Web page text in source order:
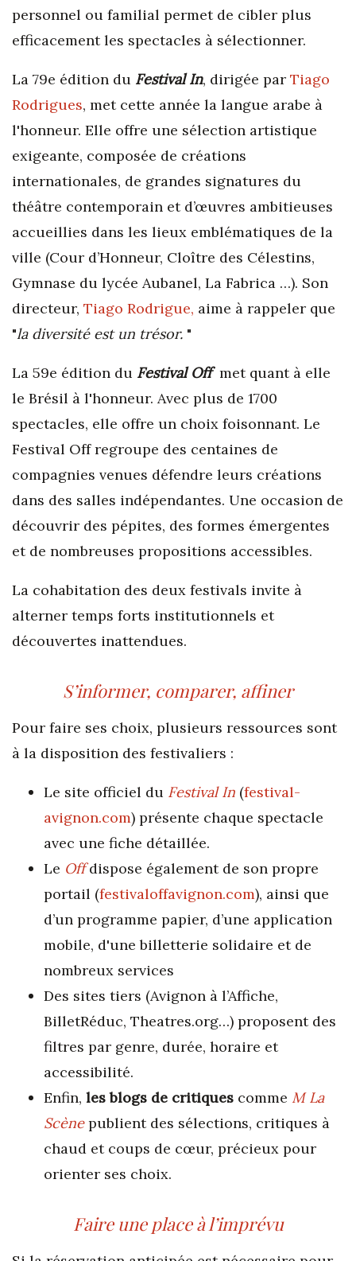
personnel ou familial permet de cibler plus
efficacement les spectacles à sélectionner.
La 79e édition du Festival In, dirigée par Tiago
Rodrigues, met cette année la langue arabe à
l'honneur. Elle offre une sélection artistique
exigeante, composée de créations
internationales, de grandes signatures du
théâtre contemporain et d’œuvres ambitieuses
accueillies dans les lieux emblématiques de la
ville (Cour d’Honneur, Cloître des Célestins,
Gymnase du lycée Aubanel, La Fabrica …). Son
directeur, Tiago Rodrigue, aime à rappeler que
"la diversité est un trésor. "
La 59e édition du Festival Off met quant à elle
le Brésil à l'honneur. Avec plus de 1700
spectacles, elle offre un choix foisonnant. Le
Festival Off regroupe des centaines de
compagnies venues défendre leurs créations
dans des salles indépendantes. Une occasion de
découvrir des pépites, des formes émergentes
et de nombreuses propositions accessibles.
La cohabitation des deux festivals invite à
alterner temps forts institutionnels et
découvertes inattendues.
S’informer, comparer, affiner
Pour faire ses choix, plusieurs ressources sont
à la disposition des festivaliers :
Le site officiel du Festival In (festival-
avignon.com) présente chaque spectacle
avec une fiche détaillée.
Le Off dispose également de son propre
portail (festivaloffavignon.com), ainsi que
d’un programme papier, d’une application
mobile, d'une billetterie solidaire et de
nombreux services
Des sites tiers (Avignon à l’Affiche,
BilletRéduc, Theatres.org…) proposent des
filtres par genre, durée, horaire et
accessibilité.
Enfin, les blogs de critiques comme M La
Scènepublient des sélections, critiques à
chaud et coups de cœur, précieux pour
orienter ses choix.
Faire une place à l’imprévu